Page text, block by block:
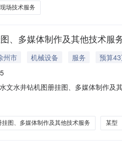
场技术服务
、多媒体制作及其他技术服
州市 机械设备 服务
预算
文水井钻机图册挂图、多媒体制作
标及服务要求需报名单位通过资格审
人分支机
图、多媒体制作及其他技术服务 某型